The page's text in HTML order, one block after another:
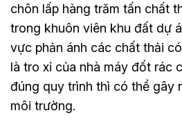
chôn lấp hàng trăm tấn chất
trong khuôn viên khu đất dự
vực phản ánh các chất thải
là tro xỉ của nhà máy đốt rác
đúng quy trình thì có thể gây
môi trường.